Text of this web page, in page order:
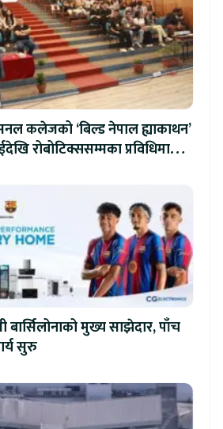
कलेजको ‘बिल्ड नेपाल ह्याकाथन’
रोबोटिक्ससम्मका प्रविधिमा
बार्सिलोनाको मुख्य साझेदार, पाँच
सुरु